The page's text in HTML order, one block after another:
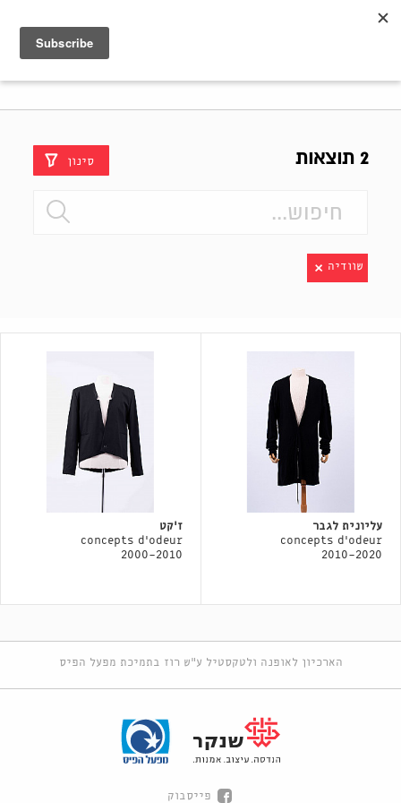
2 תוצאות סינון
שוודיה
עליונית לגבר
concepts d'odeur
2010-2020
ז'קט
concepts d'odeur
2000-2010
הארכיון לאופנה ולטקסטיל ע"ש רוז בתמיכת מפעל הפיס
פייסבוק